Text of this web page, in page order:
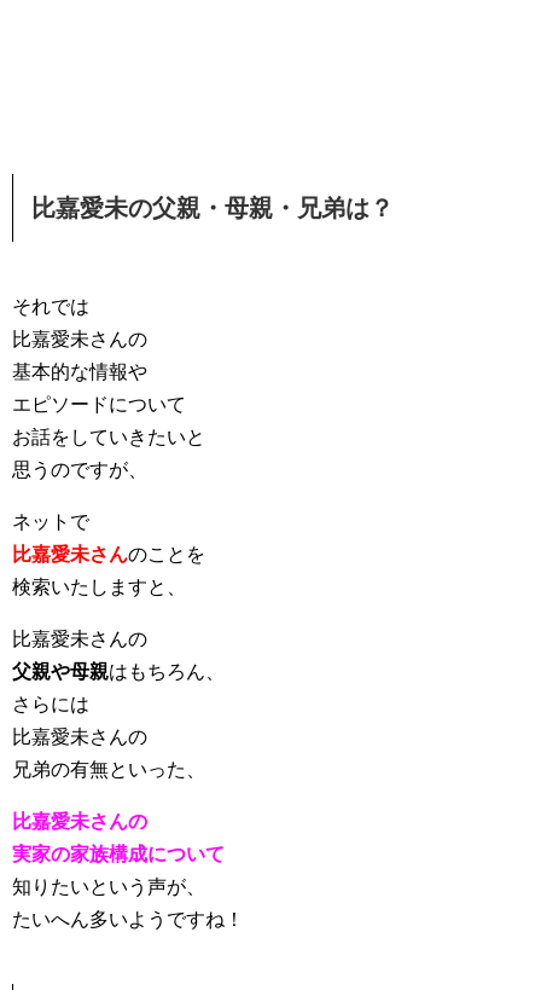
比嘉愛未の父親・母親・兄弟は？
それでは
比嘉愛未さんの
基本的な情報や
エピソードについて
お話をしていきたいと
思うのですが、
ネットで
比嘉愛未さんのことを
検索いたしますと、
比嘉愛未さんの
父親や母親はもちろん、
さらには
比嘉愛未さんの
兄弟の有無といった、
比嘉愛未さんの
実家の家族構成について
知りたいという声が、
たいへん多いようですね！